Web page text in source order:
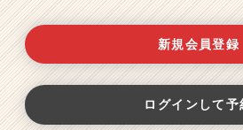
新規会員登録
ログインして予